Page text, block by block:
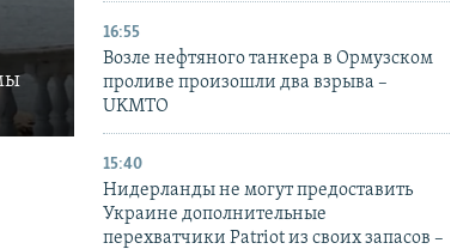
16:55
Возле нефтяного танкера в Ормузском
проливе произошли два взрыва –
UKMTO
15:40
Нидерланды не могут предоставить
Украине дополнительные
перехватчики Patriot из своих запасов –